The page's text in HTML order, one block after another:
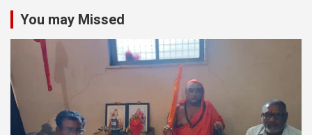
You may Missed